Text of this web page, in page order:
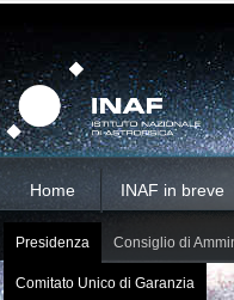
contenuti.
Salta
alla
navigazione
Home INAF in breve
Presidenza Consiglio di
Comitato Unico di Garanzia